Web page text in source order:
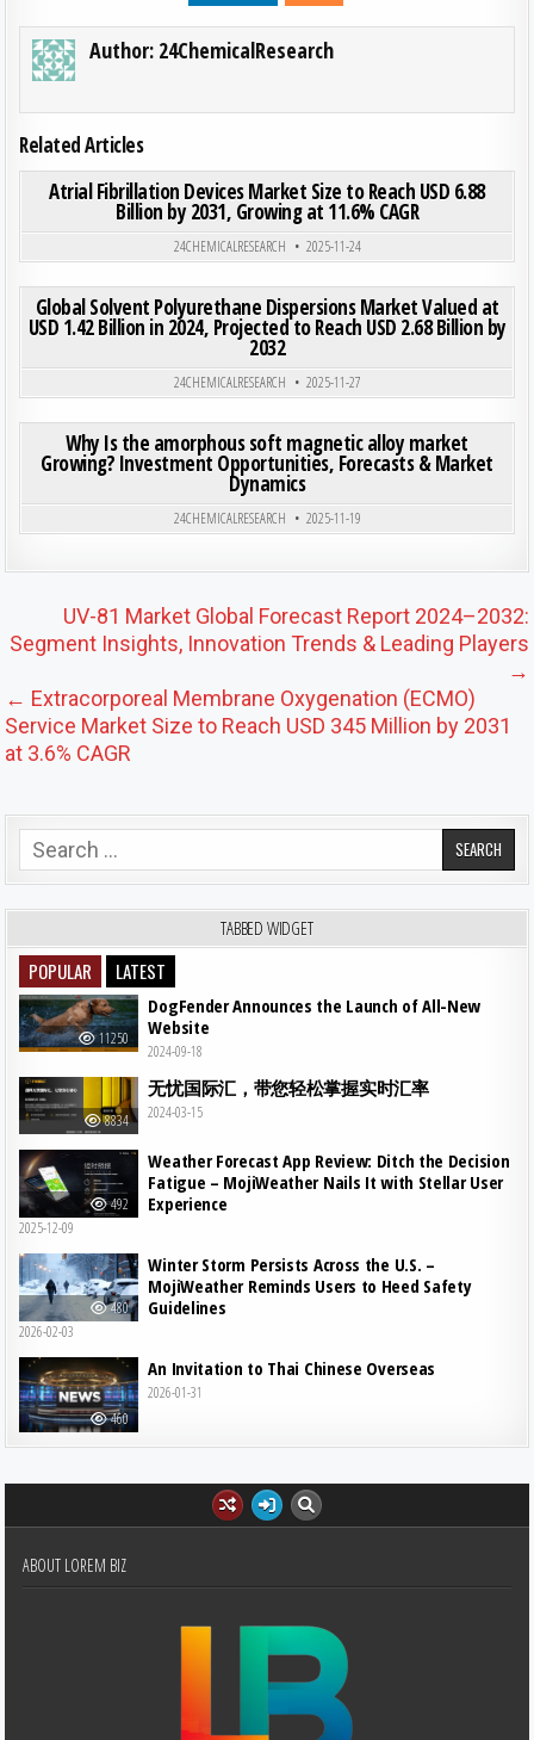
Author: 24ChemicalResearch
Related Articles
0 183
Posted in
Atrial Fibrillation Devices Market Size to Reach USD 6.88
Billion by 2031, Growing at 11.6% CAGR
24CHEMICALRESEARCH
2025-11-24
Posted in
Global Solvent Polyurethane Dispersions Market Valued at
USD 1.42 Billion in 2024, Projected to Reach USD 2.68 Billion by
2032
24CHEMICALRESEARCH
2025-11-27
Posted in
Why Is the amorphous soft magnetic alloy market
Growing? Investment Opportunities, Forecasts & Market
Dynamics
24CHEMICALRESEARCH 2025-11-19
Post navigation
UV-81 Market Global Forecast Report 2024–2032:
Segment Insights, Innovation Trends & Leading Players
→
← Extracorporeal Membrane Oxygenation (ECMO)
Service Market Size to Reach USD 345 Million by 2031
at 3.6% CAGR
Search for:
TABBED WIDGET
POPULAR LATEST
11250
DogFender Announces the Launch of All-New
Website
2024-09-18
8834
无忧国际汇，带您轻松掌握实时汇率
2024-03-15
492
Weather Forecast App Review: Ditch the Decision
Fatigue – MojiWeather Nails It with Stellar User
Experience
2025-12-09
480
Winter Storm Persists Across the U.S. –
MojiWeather Reminds Users to Heed Safety
Guidelines
2026-02-03
460
An Invitation to Thai Chinese Overseas
2026-01-31
ABOUT LOREM BIZ